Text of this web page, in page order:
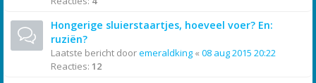
Hongerige sluierstaartjes, hoeveel voer? En:
ruziën?
Laatste bericht dooremeraldking « 08 aug 2015 20:22
Reacties: 12